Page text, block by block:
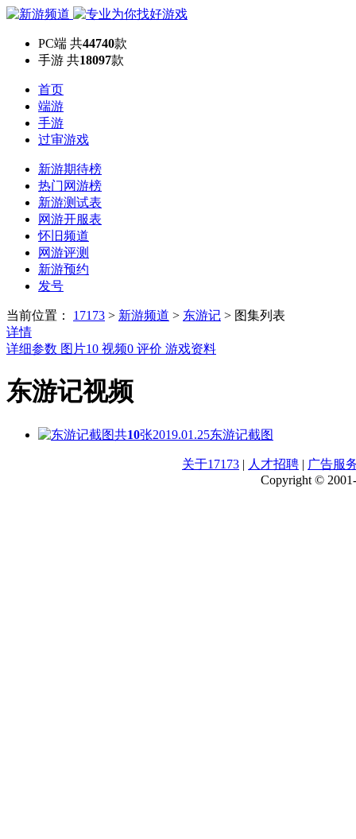
PC端 共44740款
手游 共18097款
首页
端游
手游
过审游戏
新游期待榜
热门网游榜
新游测试表
网游开服表
怀旧频道
网游评测
新游预约
发号
当前位置： 17173 > 新游频道 > 东游记 > 图集列表
详情
详细参数 图片10 视频0 评价 游戏资料
东游记视频
共10张2019.01.25东游记截图
关于17173 | 人才招聘 | 广告服
Copyright ©